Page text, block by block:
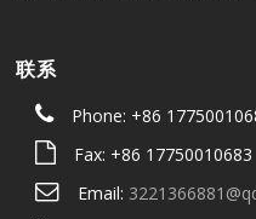
联系
Phone: +86
Fax: +86 17750010683
Email: